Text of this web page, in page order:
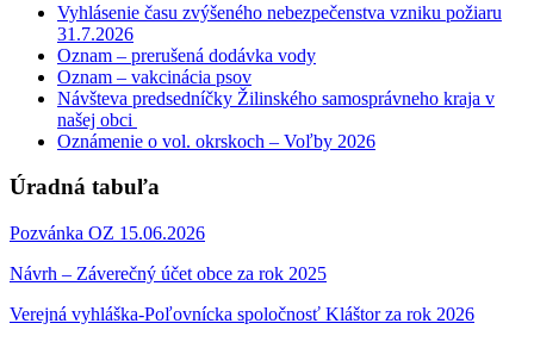
Vyhlásenie času zvýšeného nebezpečenstva vzniku požiaru
31.7.2026
Oznam – prerušená dodávka vody
Oznam – vakcinácia psov
Návšteva predsedníčky Žilinského samosprávneho kraja v
našej obci
Oznámenie o vol. okrskoch – Voľby 2026
Úradná tabuľa
Pozvánka OZ 15.06.2026
Návrh – Záverečný účet obce za rok 2025
Verejná vyhláška-Poľovnícka spoločnosť Kláštor za rok 2026